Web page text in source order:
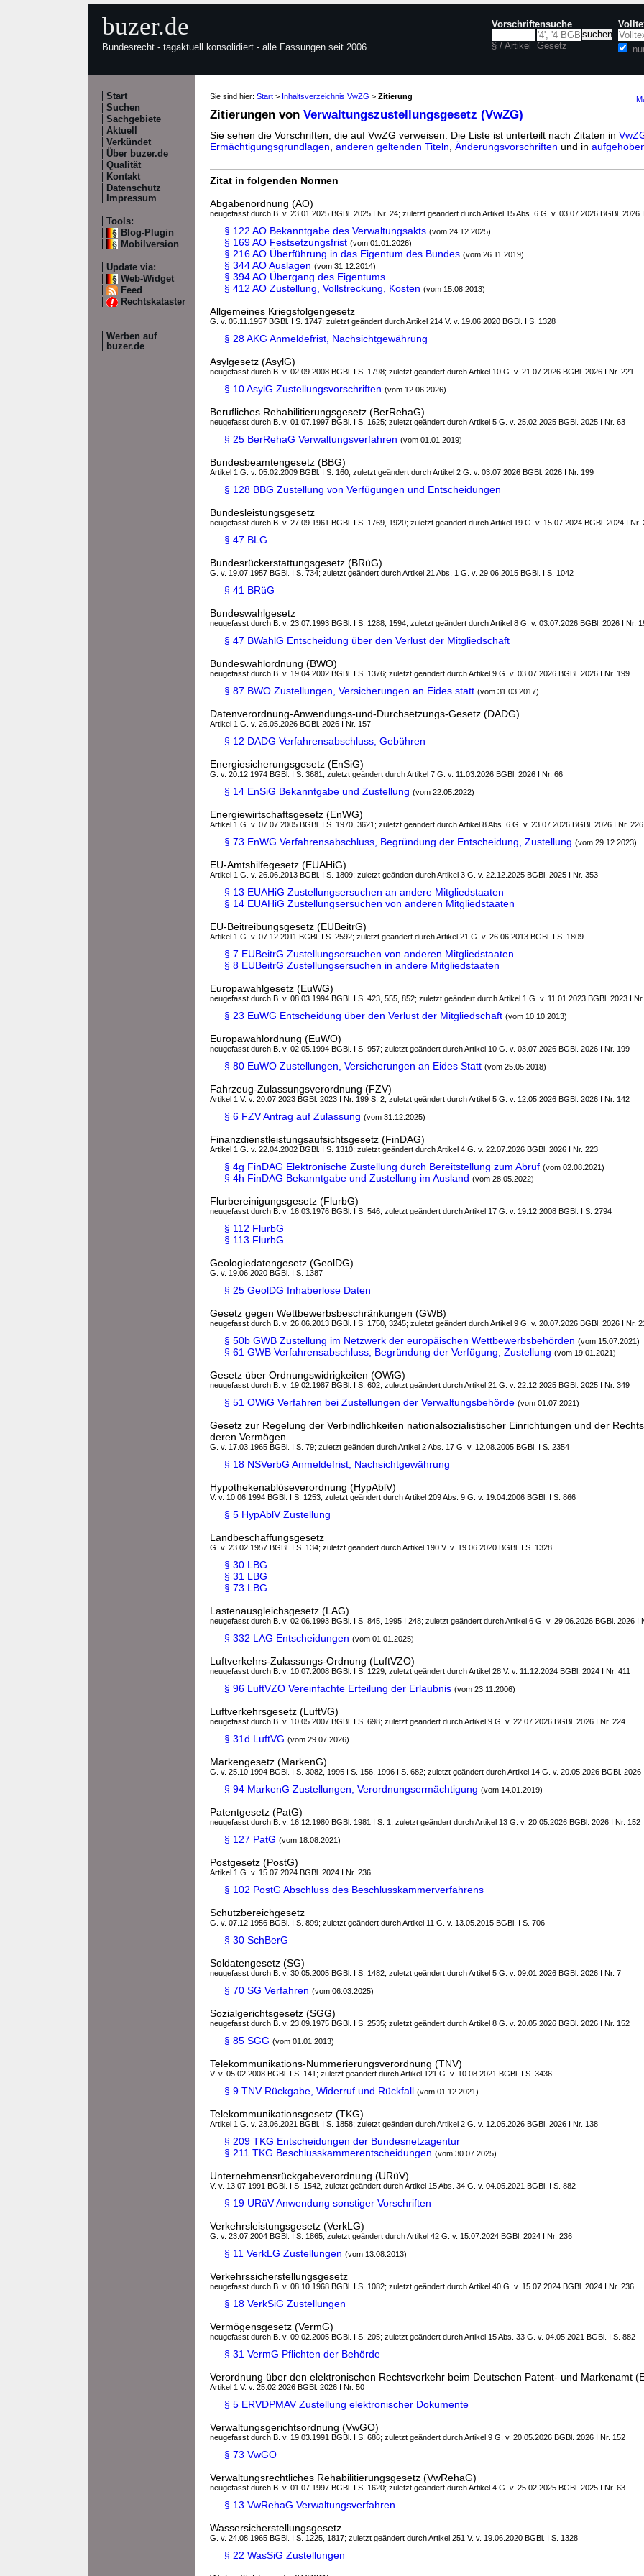
buzer.de
Bundesrecht - tagaktuell konsolidiert - alle Fassungen seit 2006
Vorschriftensuche
§ / Artikel Gesetz
Start
Suchen
Sachgebiete
Aktuell
Verkündet
Über buzer.de
Qualität
Kontakt
Datenschutz
Impressum
Tools:
Blog-Plugin
Mobilversion
Update via:
Web-Widget
Feed
Rechtskataster
Werben auf
buzer.de
Sie sind hier: Start > Inhaltsverzeichnis VwZG > Zitierung
Zitierungen von Verwaltungszustellungsgesetz (VwZG)
Sie sehen die Vorschriften, die auf VwZG verweisen. Die Liste ist unterteilt nach Zitaten in
Ermächtigungsgrundlagen anderen geltenden Titeln Änderungsvorschriften und in
Zitat in folgenden Normen
Abgabenordnung (AO)
neugefasst durch B. v. 23.01.2025 BGBl. 2025 I Nr. 24; zuletzt geändert durch Artikel 15 Abs. 6 G. v. 03.07.2026 BGBl. 2026
§ 122 AO Bekanntgabe des Verwaltungsakts (vom 24.12.2025)
§ 169 AO Festsetzungsfrist (vom 01.01.2026)
§ 216 AO Überführung in das Eigentum des Bundes (vom 26.11.2019)
§ 344 AO Auslagen (vom 31.12.2014)
§ 394 AO Übergang des Eigentums
§ 412 AO Zustellung, Vollstreckung, Kosten (vom 15.08.2013)
Allgemeines Kriegsfolgengesetz
G. v. 05.11.1957 BGBl. I S. 1747; zuletzt geändert durch Artikel 214 V. v. 19.06.2020 BGBl. I S. 1328
§ 28 AKG Anmeldefrist, Nachsichtgewährung
Asylgesetz (AsylG)
neugefasst durch B. v. 02.09.2008 BGBl. I S. 1798; zuletzt geändert durch Artikel 10 G. v. 21.07.2026 BGBl. 2026 I Nr. 221
§ 10 AsylG Zustellungsvorschriften (vom 12.06.2026)
Berufliches Rehabilitierungsgesetz (BerRehaG)
neugefasst durch B. v. 01.07.1997 BGBl. I S. 1625; zuletzt geändert durch Artikel 5 G. v. 25.02.2025 BGBl. 2025 I Nr. 63
§ 25 BerRehaG Verwaltungsverfahren (vom 01.01.2019)
Bundesbeamtengesetz (BBG)
Artikel 1 G. v. 05.02.2009 BGBl. I S. 160; zuletzt geändert durch Artikel 2 G. v. 03.07.2026 BGBl. 2026 I Nr. 199
§ 128 BBG Zustellung von Verfügungen und Entscheidungen
Bundesleistungsgesetz
neugefasst durch B. v. 27.09.1961 BGBl. I S. 1769, 1920; zuletzt geändert durch Artikel 19 G. v. 15.07.2024 BGBl. 2024 I Nr.
§ 47 BLG
Bundesrückerstattungsgesetz (BRüG)
G. v. 19.07.1957 BGBl. I S. 734; zuletzt geändert durch Artikel 21 Abs. 1 G. v. 29.06.2015 BGBl. I S. 1042
§ 41 BRüG
Bundeswahlgesetz
neugefasst durch B. v. 23.07.1993 BGBl. I S. 1288, 1594; zuletzt geändert durch Artikel 8 G. v. 03.07.2026 BGBl. 2026 I Nr.
§ 47 BWahlG Entscheidung über den Verlust der Mitgliedschaft
Bundeswahlordnung (BWO)
neugefasst durch B. v. 19.04.2002 BGBl. I S. 1376; zuletzt geändert durch Artikel 9 G. v. 03.07.2026 BGBl. 2026 I Nr. 199
§ 87 BWO Zustellungen, Versicherungen an Eides statt (vom 31.03.2017)
Datenverordnung-Anwendungs-und-Durchsetzungs-Gesetz (DADG)
Artikel 1 G. v. 26.05.2026 BGBl. 2026 I Nr. 157
§ 12 DADG Verfahrensabschluss; Gebühren
Energiesicherungsgesetz (EnSiG)
G. v. 20.12.1974 BGBl. I S. 3681; zuletzt geändert durch Artikel 7 G. v. 11.03.2026 BGBl. 2026 I Nr. 66
§ 14 EnSiG Bekanntgabe und Zustellung (vom 22.05.2022)
Energiewirtschaftsgesetz (EnWG)
Artikel 1 G. v. 07.07.2005 BGBl. I S. 1970, 3621; zuletzt geändert durch Artikel 8 Abs. 6 G. v. 23.07.2026 BGBl. 2026 I Nr. 226
§ 73 EnWG Verfahrensabschluss, Begründung der Entscheidung, Zustellung (vom 29.12.2023)
EU-Amtshilfegesetz (EUAHiG)
Artikel 1 G. v. 26.06.2013 BGBl. I S. 1809; zuletzt geändert durch Artikel 3 G. v. 22.12.2025 BGBl. 2025 I Nr. 353
§ 13 EUAHiG Zustellungsersuchen an andere Mitgliedstaaten
§ 14 EUAHiG Zustellungsersuchen von anderen Mitgliedstaaten
EU-Beitreibungsgesetz (EUBeitrG)
Artikel 1 G. v. 07.12.2011 BGBl. I S. 2592; zuletzt geändert durch Artikel 21 G. v. 26.06.2013 BGBl. I S. 1809
§ 7 EUBeitrG Zustellungsersuchen von anderen Mitgliedstaaten
§ 8 EUBeitrG Zustellungsersuchen in andere Mitgliedstaaten
Europawahlgesetz (EuWG)
neugefasst durch B. v. 08.03.1994 BGBl. I S. 423, 555, 852; zuletzt geändert durch Artikel 1 G. v. 11.01.2023 BGBl. 2023 I
§ 23 EuWG Entscheidung über den Verlust der Mitgliedschaft (vom 10.10.2013)
Europawahlordnung (EuWO)
neugefasst durch B. v. 02.05.1994 BGBl. I S. 957; zuletzt geändert durch Artikel 10 G. v. 03.07.2026 BGBl. 2026 I Nr. 199
§ 80 EuWO Zustellungen, Versicherungen an Eides Statt (vom 25.05.2018)
Fahrzeug-Zulassungsverordnung (FZV)
Artikel 1 V. v. 20.07.2023 BGBl. 2023 I Nr. 199 S. 2; zuletzt geändert durch Artikel 5 G. v. 12.05.2026 BGBl. 2026 I Nr. 142
§ 6 FZV Antrag auf Zulassung (vom 31.12.2025)
Finanzdienstleistungsaufsichtsgesetz (FinDAG)
Artikel 1 G. v. 22.04.2002 BGBl. I S. 1310; zuletzt geändert durch Artikel 4 G. v. 22.07.2026 BGBl. 2026 I Nr. 223
§ 4g FinDAG Elektronische Zustellung durch Bereitstellung zum Abruf (vom 02.08.2021)
§ 4h FinDAG Bekanntgabe und Zustellung im Ausland (vom 28.05.2022)
Flurbereinigungsgesetz (FlurbG)
neugefasst durch B. v. 16.03.1976 BGBl. I S. 546; zuletzt geändert durch Artikel 17 G. v. 19.12.2008 BGBl. I S. 2794
§ 112 FlurbG
§ 113 FlurbG
Geologiedatengesetz (GeolDG)
G. v. 19.06.2020 BGBl. I S. 1387
§ 25 GeolDG Inhaberlose Daten
Gesetz gegen Wettbewerbsbeschränkungen (GWB)
neugefasst durch B. v. 26.06.2013 BGBl. I S. 1750, 3245; zuletzt geändert durch Artikel 9 G. v. 20.07.2026 BGBl. 2026 I Nr.
§ 50b GWB Zustellung im Netzwerk der europäischen Wettbewerbsbehörden (vom 15.07.2021)
§ 61 GWB Verfahrensabschluss, Begründung der Verfügung, Zustellung (vom 19.01.2021)
Gesetz über Ordnungswidrigkeiten (OWiG)
neugefasst durch B. v. 19.02.1987 BGBl. I S. 602; zuletzt geändert durch Artikel 21 G. v. 22.12.2025 BGBl. 2025 I Nr. 349
§ 51 OWiG Verfahren bei Zustellungen der Verwaltungsbehörde (vom 01.07.2021)
Gesetz zur Regelung der Verbindlichkeiten nationalsozialistischer Einrichtungen und der
deren Vermögen
G. v. 17.03.1965 BGBl. I S. 79; zuletzt geändert durch Artikel 2 Abs. 17 G. v. 12.08.2005 BGBl. I S. 2354
§ 18 NSVerbG Anmeldefrist, Nachsichtgewährung
Hypothekenablöseverordnung (HypAblV)
V. v. 10.06.1994 BGBl. I S. 1253; zuletzt geändert durch Artikel 209 Abs. 9 G. v. 19.04.2006 BGBl. I S. 866
§ 5 HypAblV Zustellung
Landbeschaffungsgesetz
G. v. 23.02.1957 BGBl. I S. 134; zuletzt geändert durch Artikel 190 V. v. 19.06.2020 BGBl. I S. 1328
§ 30 LBG
§ 31 LBG
§ 73 LBG
Lastenausgleichsgesetz (LAG)
neugefasst durch B. v. 02.06.1993 BGBl. I S. 845, 1995 I 248; zuletzt geändert durch Artikel 6 G. v. 29.06.2026 BGBl. 2026 I
§ 332 LAG Entscheidungen (vom 01.01.2025)
Luftverkehrs-Zulassungs-Ordnung (LuftVZO)
neugefasst durch B. v. 10.07.2008 BGBl. I S. 1229; zuletzt geändert durch Artikel 28 V. v. 11.12.2024 BGBl. 2024 I Nr. 411
§ 96 LuftVZO Vereinfachte Erteilung der Erlaubnis (vom 23.11.2006)
Luftverkehrsgesetz (LuftVG)
neugefasst durch B. v. 10.05.2007 BGBl. I S. 698; zuletzt geändert durch Artikel 9 G. v. 22.07.2026 BGBl. 2026 I Nr. 224
§ 31d LuftVG (vom 29.07.2026)
Markengesetz (MarkenG)
G. v. 25.10.1994 BGBl. I S. 3082, 1995 I S. 156, 1996 I S. 682; zuletzt geändert durch Artikel 14 G. v. 20.05.2026 BGBl. 2026
§ 94 MarkenG Zustellungen; Verordnungsermächtigung (vom 14.01.2019)
Patentgesetz (PatG)
neugefasst durch B. v. 16.12.1980 BGBl. 1981 I S. 1; zuletzt geändert durch Artikel 13 G. v. 20.05.2026 BGBl. 2026 I Nr. 152
§ 127 PatG (vom 18.08.2021)
Postgesetz (PostG)
Artikel 1 G. v. 15.07.2024 BGBl. 2024 I Nr. 236
§ 102 PostG Abschluss des Beschlusskammerverfahrens
Schutzbereichgesetz
G. v. 07.12.1956 BGBl. I S. 899; zuletzt geändert durch Artikel 11 G. v. 13.05.2015 BGBl. I S. 706
§ 30 SchBerG
Soldatengesetz (SG)
neugefasst durch B. v. 30.05.2005 BGBl. I S. 1482; zuletzt geändert durch Artikel 5 G. v. 09.01.2026 BGBl. 2026 I Nr. 7
§ 70 SG Verfahren (vom 06.03.2025)
Sozialgerichtsgesetz (SGG)
neugefasst durch B. v. 23.09.1975 BGBl. I S. 2535; zuletzt geändert durch Artikel 8 G. v. 20.05.2026 BGBl. 2026 I Nr. 152
§ 85 SGG (vom 01.01.2013)
Telekommunikations-Nummerierungsverordnung (TNV)
V. v. 05.02.2008 BGBl. I S. 141; zuletzt geändert durch Artikel 121 G. v. 10.08.2021 BGBl. I S. 3436
§ 9 TNV Rückgabe, Widerruf und Rückfall (vom 01.12.2021)
Telekommunikationsgesetz (TKG)
Artikel 1 G. v. 23.06.2021 BGBl. I S. 1858; zuletzt geändert durch Artikel 2 G. v. 12.05.2026 BGBl. 2026 I Nr. 138
§ 209 TKG Entscheidungen der Bundesnetzagentur
§ 211 TKG Beschlusskammerentscheidungen (vom 30.07.2025)
Unternehmensrückgabeverordnung (URüV)
V. v. 13.07.1991 BGBl. I S. 1542, zuletzt geändert durch Artikel 15 Abs. 34 G. v. 04.05.2021 BGBl. I S. 882
§ 19 URüV Anwendung sonstiger Vorschriften
Verkehrsleistungsgesetz (VerkLG)
G. v. 23.07.2004 BGBl. I S. 1865; zuletzt geändert durch Artikel 42 G. v. 15.07.2024 BGBl. 2024 I Nr. 236
§ 11 VerkLG Zustellungen (vom 13.08.2013)
Verkehrssicherstellungsgesetz
neugefasst durch B. v. 08.10.1968 BGBl. I S. 1082; zuletzt geändert durch Artikel 40 G. v. 15.07.2024 BGBl. 2024 I Nr. 236
§ 18 VerkSiG Zustellungen
Vermögensgesetz (VermG)
neugefasst durch B. v. 09.02.2005 BGBl. I S. 205; zuletzt geändert durch Artikel 15 Abs. 33 G. v. 04.05.2021 BGBl. I S. 882
§ 31 VermG Pflichten der Behörde
Verordnung über den elektronischen Rechtsverkehr beim Deutschen Patent- und Markenamt
Artikel 1 V. v. 25.02.2026 BGBl. 2026 I Nr. 50
§ 5 ERVDPMAV Zustellung elektronischer Dokumente
Verwaltungsgerichtsordnung (VwGO)
neugefasst durch B. v. 19.03.1991 BGBl. I S. 686; zuletzt geändert durch Artikel 9 G. v. 20.05.2026 BGBl. 2026 I Nr. 152
§ 73 VwGO
Verwaltungsrechtliches Rehabilitierungsgesetz (VwRehaG)
neugefasst durch B. v. 01.07.1997 BGBl. I S. 1620; zuletzt geändert durch Artikel 4 G. v. 25.02.2025 BGBl. 2025 I Nr. 63
§ 13 VwRehaG Verwaltungsverfahren
Wassersicherstellungsgesetz
G. v. 24.08.1965 BGBl. I S. 1225, 1817; zuletzt geändert durch Artikel 251 V. v. 19.06.2020 BGBl. I S. 1328
§ 22 WasSiG Zustellungen